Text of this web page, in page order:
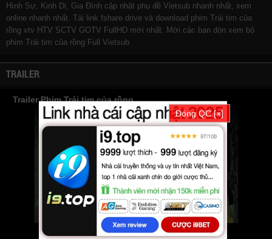
Hình Sự, Kinh Dị, Gia Đình cập nhật phụ đề Vietsub nhanh nhất, xem
online nhanh nhất. Tải link fshare drive và download phim Trái tim của
rồng vtv HTV SCTV GOTV FullHD mới nhất. Mời các bạn đón xem bộ
phim Trái tim của rồng Full Vietsub
TRAILER
Trailer Phim Trái tim của rồng
Đóng QC [×]